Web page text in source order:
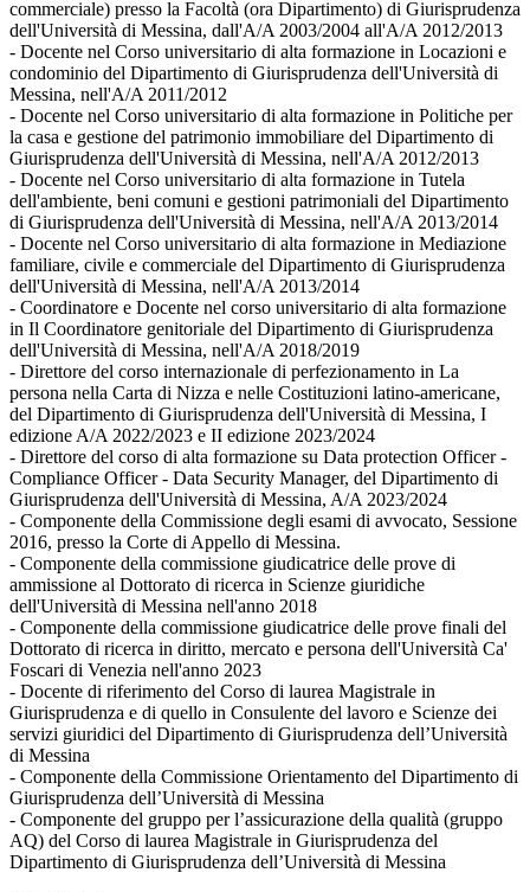
commerciale) presso la Facoltà (ora Dipartimento) di Giurisprudenza
dell'Università di Messina, dall'A/A 2003/2004 all'A/A 2012/2013
- Docente nel Corso universitario di alta formazione in Locazioni e
condominio del Dipartimento di Giurisprudenza dell'Università di
Messina, nell'A/A 2011/2012
- Docente nel Corso universitario di alta formazione in Politiche per
la casa e gestione del patrimonio immobiliare del Dipartimento di
Giurisprudenza dell'Università di Messina, nell'A/A 2012/2013
- Docente nel Corso universitario di alta formazione in Tutela
dell'ambiente, beni comuni e gestioni patrimoniali del Dipartimento
di Giurisprudenza dell'Università di Messina, nell'A/A 2013/2014
- Docente nel Corso universitario di alta formazione in Mediazione
familiare, civile e commerciale del Dipartimento di Giurisprudenza
dell'Università di Messina, nell'A/A 2013/2014
- Coordinatore e Docente nel corso universitario di alta formazione
in Il Coordinatore genitoriale del Dipartimento di Giurisprudenza
dell'Università di Messina, nell'A/A 2018/2019
- Direttore del corso internazionale di perfezionamento in La
persona nella Carta di Nizza e nelle Costituzioni latino-americane,
del Dipartimento di Giurisprudenza dell'Università di Messina, I
edizione A/A 2022/2023 e II edizione 2023/2024
- Direttore del corso di alta formazione su Data protection Officer -
Compliance Officer - Data Security Manager, del Dipartimento di
Giurisprudenza dell'Università di Messina, A/A 2023/2024
- Componente della Commissione degli esami di avvocato, Sessione
2016, presso la Corte di Appello di Messina.
- Componente della commissione giudicatrice delle prove di
ammissione al Dottorato di ricerca in Scienze giuridiche
dell'Università di Messina nell'anno 2018
- Componente della commissione giudicatrice delle prove finali del
Dottorato di ricerca in diritto, mercato e persona dell'Università Ca'
Foscari di Venezia nell'anno 2023
- Docente di riferimento del Corso di laurea Magistrale in
Giurisprudenza e di quello in Consulente del lavoro e Scienze dei
servizi giuridici del Dipartimento di Giurisprudenza dell’Università
di Messina
- Componente della Commissione Orientamento del Dipartimento di
Giurisprudenza dell’Università di Messina
- Componente del gruppo per l’assicurazione della qualità (gruppo
AQ) del Corso di laurea Magistrale in Giurisprudenza del
Dipartimento di Giurisprudenza dell’Università di Messina